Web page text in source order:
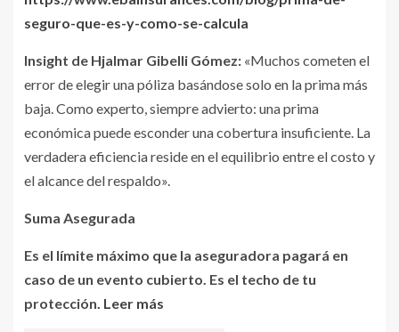
seguro-que-es-y-como-se-calcula
Insight de Hjalmar Gibelli Gómez: «Muchos cometen el
error de elegir una póliza basándose solo en la prima más
baja. Como experto, siempre advierto: una prima
económica puede esconder una cobertura insuficiente. La
verdadera eficiencia reside en el equilibrio entre el costo y
el alcance del respaldo».
Suma Asegurada
Es el límite máximo que la aseguradora pagará en
caso de un evento cubierto. Es el techo de tu
protección. Leer más